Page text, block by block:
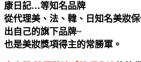
康日記…等知名品牌
從代理美、法、韓、日知名美妝
出自己的旗下品牌~
也是美妝獎項得主的常勝軍。